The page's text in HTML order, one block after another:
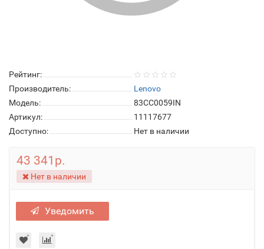
Рейтинг:
Производитель:
Lenovo
Модель:
83CC0059IN
Артикул:
11117677
Доступно:
Нет в наличии
43 341р.
Нет в наличии
Уведомить